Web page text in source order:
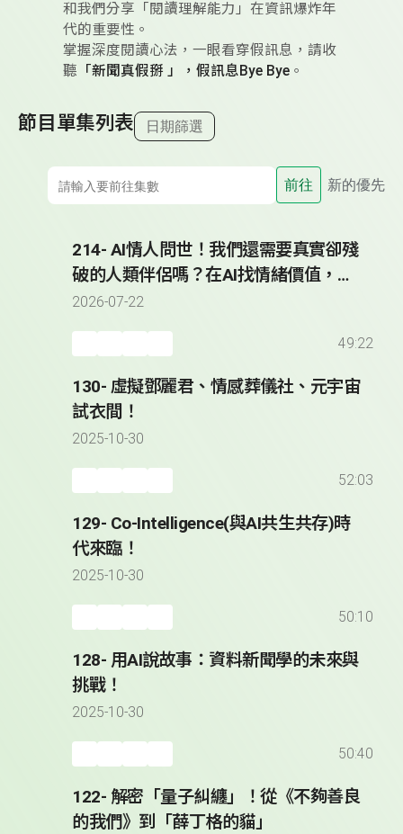
和我們分享「閱讀理解能力」在資訊爆炸年
代的重要性。
掌握深度閱讀心法，一眼看穿假訊息，請收
聽 「新聞真假掰 」，假訊息Bye Bye 。
節目單集列表 日期篩選
前往 新的優先
214- AI情人問世！我們還需要真實卻殘
破的人類伴侶嗎？在AI找情緒價值，小
心被科技巨頭情感勒索？
2026-07-22
49:22
130- 虛擬鄧麗君、情感葬儀社、元宇宙
試衣間！
2025-10-30
52:03
129- Co-Intelligence(與AI共生共存)時
代來臨！
2025-10-30
50:10
128- 用AI說故事：資料新聞學的未來與
挑戰！
2025-10-30
50:40
122- 解密「量子糾纏」！從《不夠善良
的我們》到「薛丁格的貓」